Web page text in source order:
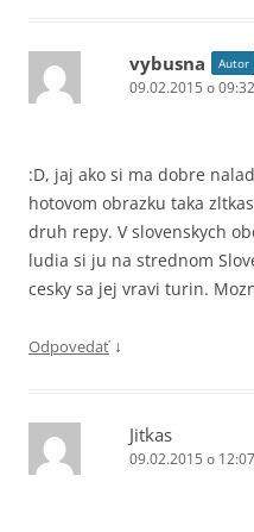
vybusna Autor
09.02.2015 o 09:32
:D, jaj ako si ma dobre
hotovom obrazku taka
druh repy. V slovenskych
ludia si ju na strednom
cesky sa jej vravi turin.
Odpovedať ↓
Jitkas
09.02.2015 o 12:07